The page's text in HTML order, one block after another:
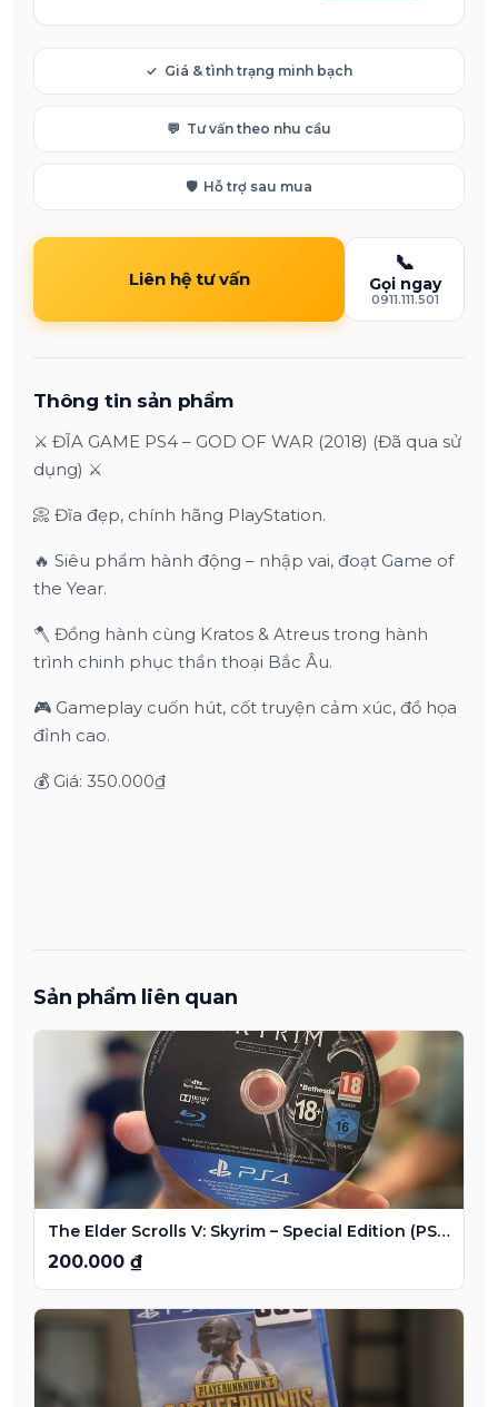
✓ Giá & tình trạng minh bạch
💬 Tư vấn theo nhu cầu
🛡️ Hỗ trợ sau mua
Liên hệ tư vấn
📞
Gọi ngay
0911.111.501
Thông tin sản phẩm
⚔️ ĐĨA GAME PS4 – GOD OF WAR (2018) (Đã qua sử
dụng) ⚔️
📀 Đĩa đẹp, chính hãng PlayStation.
🔥 Siêu phẩm hành động – nhập vai, đoạt Game of
the Year.
🪓 Đồng hành cùng Kratos & Atreus trong hành
trình chinh phục thần thoại Bắc Âu.
🎮 Gameplay cuốn hút, cốt truyện cảm xúc, đồ họa
đỉnh cao.
💰 Giá: 350.000₫
Sản phẩm liên quan
The Elder Scrolls V: Skyrim – Special Edition (PS4 Disc)
200.000 ₫